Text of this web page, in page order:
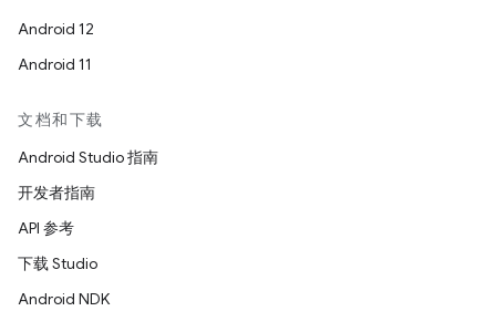
Android 12
Android 11
文档和下载
Android Studio 指南
开发者指南
API 参考
下载 Studio
Android NDK